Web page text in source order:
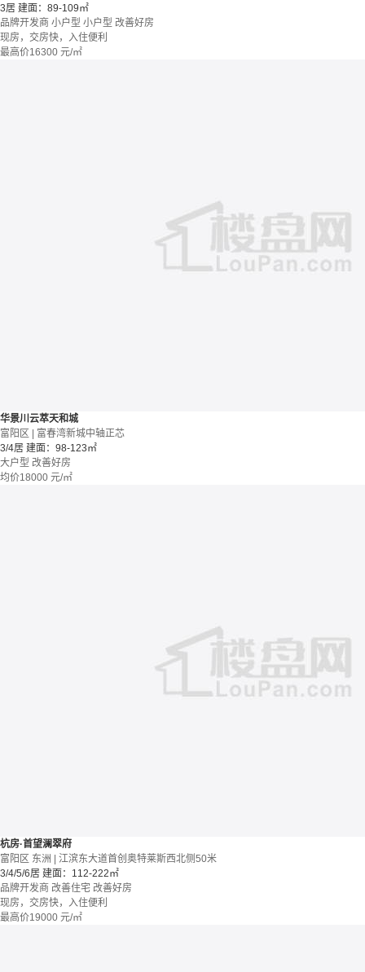
3居 建面：89-109㎡
品牌开发商 小户型 小户型 改善好房
现房，交房快，入住便利
最高价16300 元/㎡
华景川云萃天和城
富阳区 | 富春湾新城中轴正芯
3/4居 建面：98-123㎡
大户型 改善好房
均价18000 元/㎡
杭房·首望澜翠府
富阳区 东洲 | 江滨东大道首创奥特莱斯西北侧50米
3/4/5/6居 建面：112-222㎡
品牌开发商 改善住宅 改善好房
现房，交房快，入住便利
最高价19000 元/㎡